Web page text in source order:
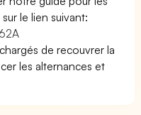
le lien suivant:
de recouvrer la
les alternances et